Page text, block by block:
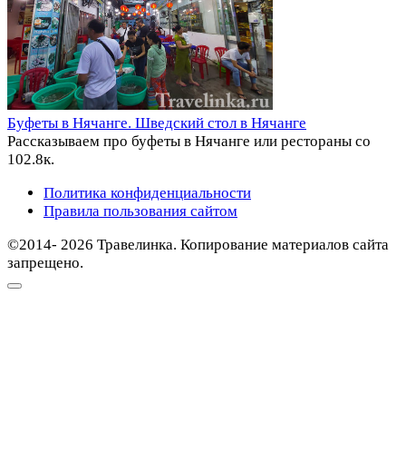
Буфеты в Нячанге. Шведский стол в Нячанге
Рассказываем про буфеты в Нячанге или рестораны со
102.8к.
Политика конфиденциальности
Правила пользования сайтом
©2014- 2026 Травелинка. Копирование материалов сайта
запрещено.